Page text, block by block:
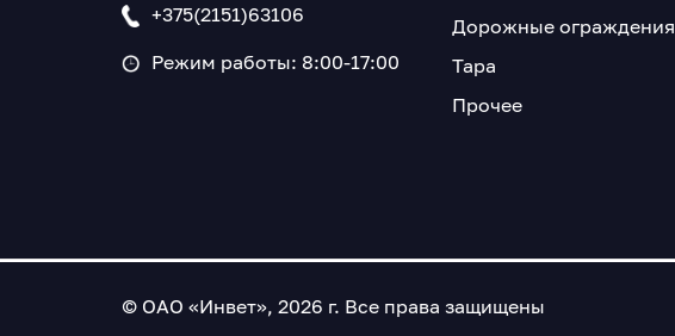
+375(2151)63106
Режим работы: 8:00-17:00
Дорожные ограждения
Тара
Прочее
© ОАО «Инвет», 2026 г. Все права защищены